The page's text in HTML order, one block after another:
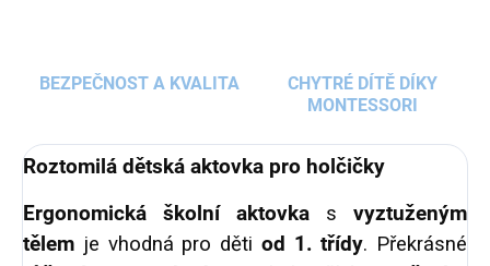
BEZPEČNOST A KVALITA
CHYTRÉ DÍTĚ DÍKY
MONTESSORI
Roztomilá dětská aktovka pro holčičky
Ergonomická školní aktovka s vyztuženým
tělem je vhodná pro děti od 1. třídy. Překrásné